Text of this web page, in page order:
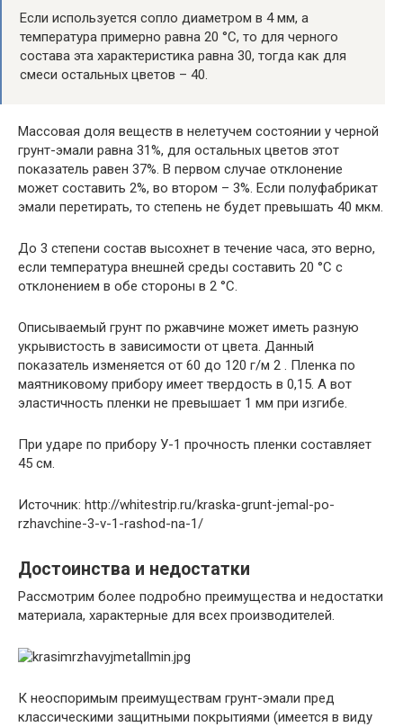
Если используется сопло диаметром в 4 мм, а
температура примерно равна 20 °С, то для черного
состава эта характеристика равна 30, тогда как для
смеси остальных цветов – 40.
Массовая доля веществ в нелетучем состоянии у черной
грунт-эмали равна 31%, для остальных цветов этот
показатель равен 37%. В первом случае отклонение
может составить 2%, во втором – 3%. Если полуфабрикат
эмали перетирать, то степень не будет превышать 40 мкм.
До 3 степени состав высохнет в течение часа, это верно,
если температура внешней среды составить 20 °С с
отклонением в обе стороны в 2 °С.
Описываемый грунт по ржавчине может иметь разную
укрывистость в зависимости от цвета. Данный
показатель изменяется от 60 до 120 г/м 2 . Пленка по
маятниковому прибору имеет твердость в 0,15. А вот
эластичность пленки не превышает 1 мм при изгибе.
При ударе по прибору У-1 прочность пленки составляет
45 см.
Источник: http://whitestrip.ru/kraska-grunt-jemal-po-
rzhavchine-3-v-1-rashod-na-1/
Достоинства и недостатки
Рассмотрим более подробно преимущества и недостатки
материала, характерные для всех производителей.
К неоспоримым преимуществам грунт-эмали пред
классическими защитными покрытиями (имеется в виду